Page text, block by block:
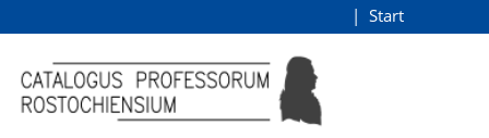
Browsen
direkt zum Inhalt
Start